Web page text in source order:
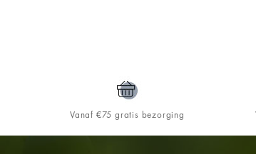
Vanaf €75 gratis bezorging